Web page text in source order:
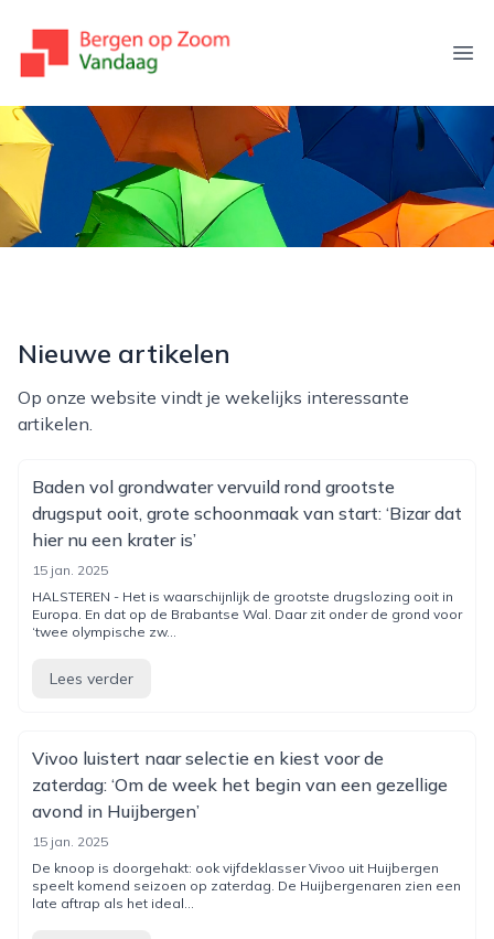
bergenopzoomvandaag.nl
Nieuwe artikelen
Op onze website vindt je wekelijks interessante
artikelen.
Baden vol grondwater vervuild rond grootste
drugsput ooit, grote schoonmaak van start: ‘Bizar dat
hier nu een krater is’
15 jan. 2025
HALSTEREN - Het is waarschijnlijk de grootste drugslozing ooit in
Europa. En dat op de Brabantse Wal. Daar zit onder de grond voor
‘twee olympische zw...
Lees verder
Vivoo luistert naar selectie en kiest voor de
zaterdag: ‘Om de week het begin van een gezellige
avond in Huijbergen’
15 jan. 2025
De knoop is doorgehakt: ook vijfdeklasser Vivoo uit Huijbergen
speelt komend seizoen op zaterdag. De Huijbergenaren zien een
late aftrap als het ideal...